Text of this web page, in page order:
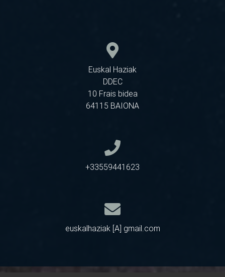
Euskal Haziak
DDEC
10 Frais bidea
64115 BAIONA
+33559441623
euskalhaziak [A] gmail.com